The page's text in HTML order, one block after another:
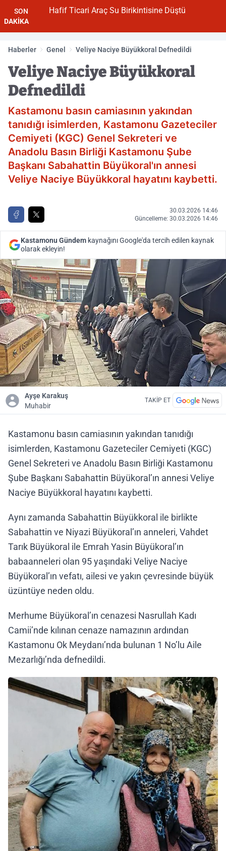
SON
DAKİKA
Hafif Ticari Araç Su Birikintisine Düştü
Haberler Genel Veliye Naciye Büyükkoral Defnedildi
Veliye Naciye Büyükkoral
Defnedildi
Kastamonu basın camiasının yakından
tanıdığı isimlerden, Kastamonu Gazeteciler
Cemiyeti (KGC) Genel Sekreteri ve
Anadolu Basın Birliği Kastamonu Şube
Başkanı Sabahattin Büyükoral'ın annesi
Veliye Naciye Büyükkoral hayatını kaybetti.
30.03.2026 14:46
Güncelleme: 30.03.2026 14:46
Kastamonu Gündem kaynağını Google'da tercih edilen kaynak
olarak ekleyin!
Ayşe Karakuş
Muhabir
TAKİP ET
Kastamonu basın camiasının yakından tanıdığı
isimlerden, Kastamonu Gazeteciler Cemiyeti (KGC)
Genel Sekreteri ve Anadolu Basın Birliği Kastamonu
Şube Başkanı Sabahattin Büyükoral’ın annesi Veliye
Naciye Büyükkoral hayatını kaybetti.
Aynı zamanda Sabahattin Büyükkoral ile birlikte
Sabahattin ve Niyazi Büyükoral’ın anneleri, Vahdet
Tarık Büyükoral ile Emrah Yasin Büyükoral’ın
babaanneleri olan 95 yaşındaki Veliye Naciye
Büyükoral’ın vefatı, ailesi ve yakın çevresinde büyük
üzüntüye neden oldu.
Merhume Büyükoral’ın cenazesi Nasrullah Kadı
Camii’nde kılınan cenaze namazının ardından
Kastamonu Ok Meydanı’nda bulunan 1 No’lu Aile
Mezarlığı’nda defnedildi.